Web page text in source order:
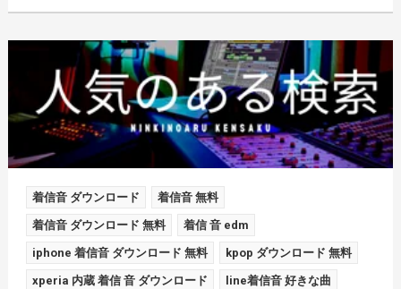
着信音 ダウンロード 着信音 無料
着信音 ダウンロード 無料 着信 音 edm
iphone 着信音 ダウンロード 無料 kpop ダウンロード 無料
xperia 内蔵 着信 音 ダウンロード line着信音 好きな曲